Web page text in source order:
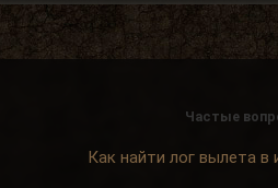
своими размерами.
Частые
Как найти лог вылета в